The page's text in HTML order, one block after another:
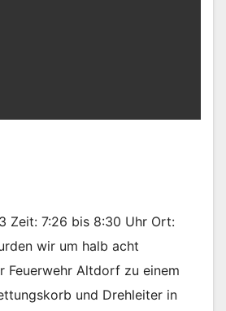
Zeit: 7:26 bis 8:30 Uhr Ort:
wir um halb acht
Feuerwehr Altdorf zu einem
und Drehleiter in